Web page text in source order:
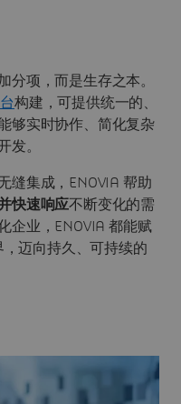
分项，而是生存之本。
构建，可提供统一的、
够实时协作、简化复杂
发。
缝集成，ENOVIA 帮助
快速响应不断变化的需
企业，ENOVIA 都能赋
迈向持久、可持续的